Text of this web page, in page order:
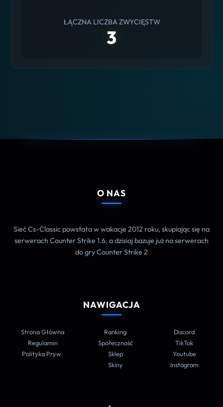
ŁĄCZNA LICZBA ZWYCIĘSTW
3
O NAS
Sieć Cs-Classic powstała w wakacje 2012 roku, skupiając się na
serwerach Counter Strike 1.6, a dzisiaj bazuje już na serwerach
do gry Counter Strike 2
NAWIGACJA
Strona Główna
Regulamin
Polityka Pryw.
Ranking
Społeczność
Sklep
Skiny
Discord
TikTok
Youtube
Instagram